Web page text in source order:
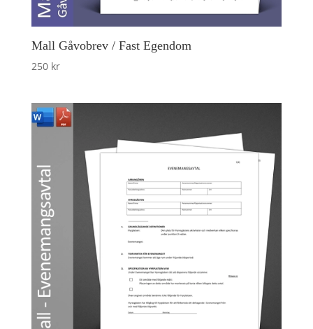
Mall Gåvobrev / Fast Egendom
250 kr